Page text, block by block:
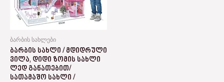
ბარბის სახლები
ᲑᲐᲠᲑᲘᲡ ᲡᲐᲮᲚᲘ / ᲛᲓᲘᲓᲠᲣᲚᲘ
ᲕᲘᲚᲐ, ᲓᲘᲓᲘ ᲖᲝᲛᲘᲡ ᲡᲐᲮᲚᲘ
ᲚᲔᲓ ᲒᲐᲜᲐᲗᲔᲑᲘᲗ/
ᲡᲐᲗᲐᲛᲐᲨᲝ ᲡᲐᲮᲚᲘ /